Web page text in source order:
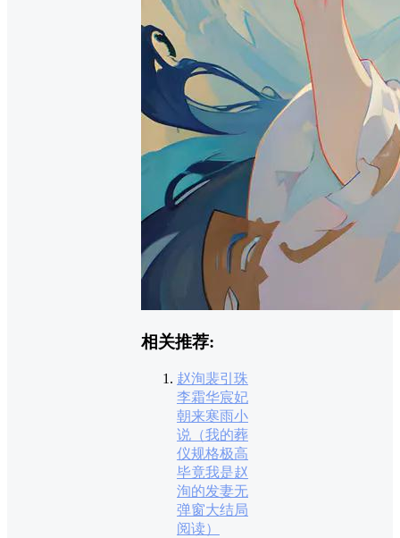
相关推荐:
赵洵裴引珠
李霜华宸妃
朝来寒雨小
说（我的葬
仪规格极高
毕竟我是赵
洵的发妻无
弹窗大结局
阅读）